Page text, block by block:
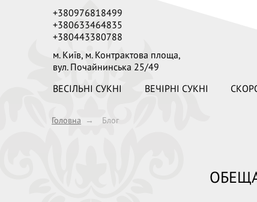
+380976818499
+380633464835
+380443380788
м. Київ, м. Контрактова площа,
вул. Почайнинська 25/49
ВЕСІЛЬНІ СУКНІ ВЕЧІРНІ СУКНІ
Головна → Блог